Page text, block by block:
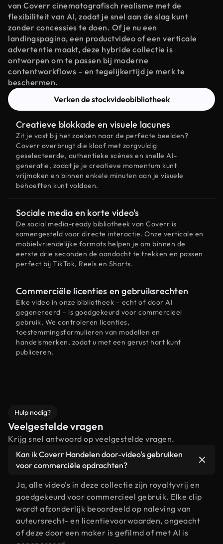
van Coverr cinematografisch realisme met de
flexibiliteit van AI, zodat je snel aan de slag kunt
zonder concessies te doen. Of je nu een
landingspagina, een productvideo of een verticale
advertentie maakt, deze hybride collectie is
ontworpen om te passen bij moderne
contentworkflows – en tegelijkertijd je merk te
beschermen.
Verken de stockvideobibliotheek
Creatieve blokkade en visuele lacunes
Zit je vast bij het zoeken naar de perfecte beelden?
Coverr overbrugt die kloof met zorgvuldig
geselecteerde, authentieke scènes en snelle AI-
generatie, zodat je je creatieve momentum kunt
vrijmaken en binnen enkele minuten aan je visuele
behoeften kunt voldoen.
Sociale media en korte video's
De social media-ready bibliotheek van Coverr is
samengesteld voor directe interactie. Onze verticale en
mobielvriendelijke formats helpen je om binnen de
eerste drie seconden de aandacht te trekken en passen
perfect bij TikTok, Reels en Shorts.
Commerciële licenties en gebruiksrechten
Elke video in onze bibliotheek – echt of door AI
gegenereerd – is goedgekeurd voor commercieel
gebruik. We controleren licenties,
toestemmingsformulieren van modellen en
handelsmerken, zodat u met een gerust hart kunt
publiceren.
Hulp nodig?
Veelgestelde vragen
Krijg snel antwoord op veelgestelde vragen.
Kan ik Coverr Handelen door-video's gebruiken
voor commerciële opdrachten?
Ja, alle video's in deze collectie zijn royaltyvrij en
goedgekeurd voor commercieel gebruik. Elke clip
wordt afzonderlijk beoordeeld op naleving van
auteursrecht- en licentievoorwaarden, ongeacht
of deze door een maker is gefilmd of met AI is